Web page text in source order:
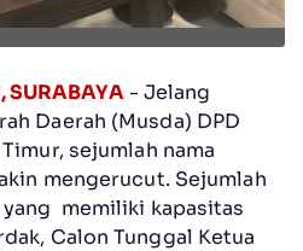
SURABAYA- Jelang
Daerah (Musda) DPD
sejumlah nama
mengerucut. Sejumlah
memiliki kapasitas
Calon Tunggal Ketua